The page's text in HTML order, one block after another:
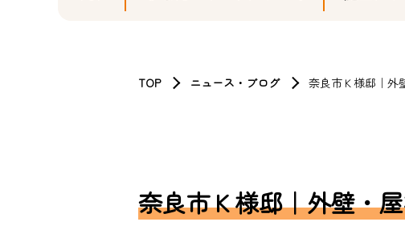
TOP ニュース・ブログ 奈良市Ｋ様邸｜外
奈良市Ｋ様邸｜外壁・